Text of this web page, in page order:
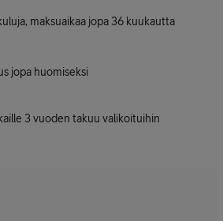
maksuaikaa jopa 36 kuukautta
jopa huomiseksi
3 vuoden takuu valikoituihin